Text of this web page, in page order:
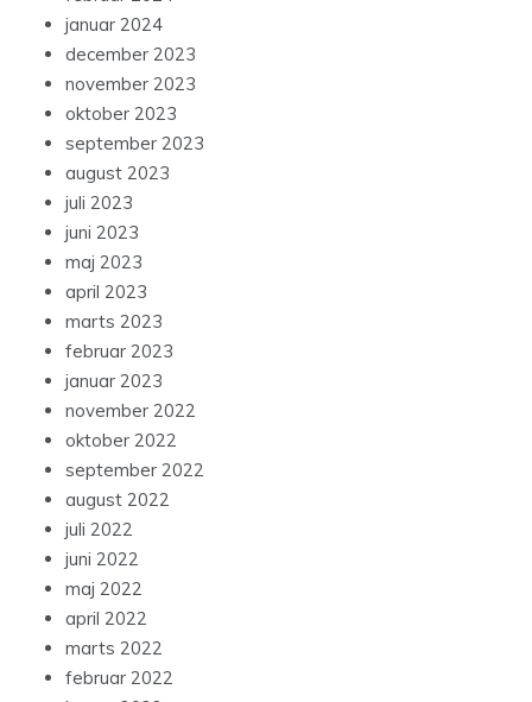
januar 2024
december 2023
november 2023
oktober 2023
september 2023
august 2023
juli 2023
juni 2023
maj 2023
april 2023
marts 2023
februar 2023
januar 2023
november 2022
oktober 2022
september 2022
august 2022
juli 2022
juni 2022
maj 2022
april 2022
marts 2022
februar 2022